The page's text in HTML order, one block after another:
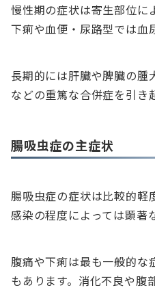
慢性期の症状は寄生部位に
下痢や血便・尿路型では血
長期的には肝臓や脾臓の腫
などの重篤な合併症を引き
腸吸虫症の主症状
腸吸虫症の症状は比較的軽
感染の程度によっては顕著
腹痛や下痢は最も一般的な
もあります。消化不良や腹